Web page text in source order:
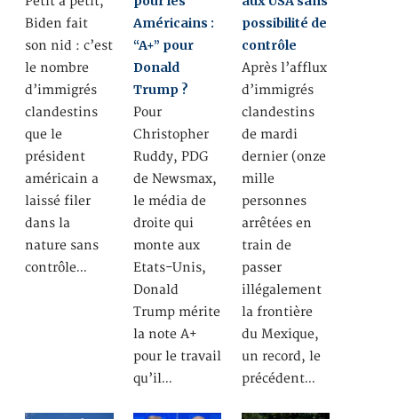
Biden fait
son nid : c’est
le nombre
d’immigrés
clandestins
que le
président
américain a
laissé filer
dans la
nature sans
contrôle…
Américains :
“A+” pour
Donald
Trump ?
Pour
Christopher
Ruddy, PDG
de Newsmax,
le média de
droite qui
monte aux
Etats-Unis,
Donald
Trump mérite
la note A+
pour le travail
qu’il…
possibilité de
contrôle
Après l’afflux
d’immigrés
clandestins
de mardi
dernier (onze
mille
personnes
arrêtées en
train de
passer
illégalement
la frontière
du Mexique,
un record, le
précédent…